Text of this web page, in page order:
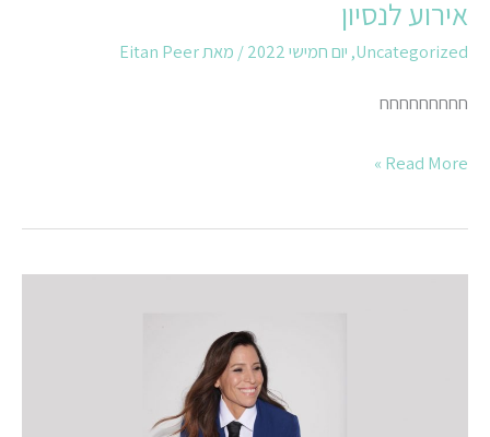
אירוע לנסיון
Uncategorized
, יום חמישי 2022 / מאתEitan Peer
חחחחחחחחח
Read More »